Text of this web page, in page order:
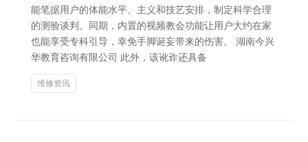
能笔据用户的体能水平、主义和技艺安排，制定科学合理
的测验谈判。同期，内置的视频教会功能让用户大约在家
也能享受专科引导，幸免手脚诞妄带来的伤害。 湖南今兴
华教育咨询有限公司 此外，该讹诈还具备
维修资讯